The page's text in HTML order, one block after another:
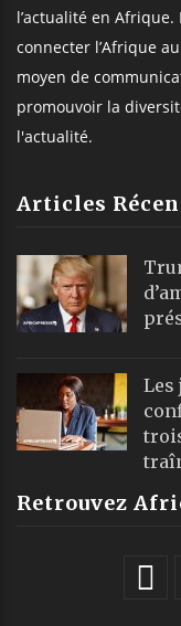
l’actualité en
connecter l’Afrique
moyen de
promouvoir la
l'actualité.
Articles
Les
Retrouvez